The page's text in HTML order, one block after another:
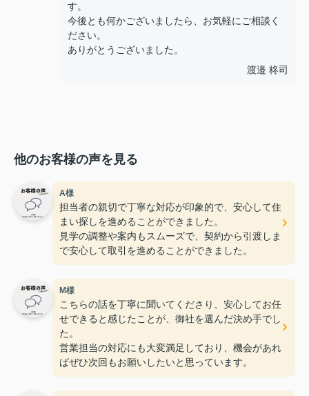
す。
今後とも何かございましたら、お気軽にご相談く
ださい。
ありがとうございました。
渡邉 柊司
他のお客様の声を見る
A様
担当者の親切で丁寧な対応が印象的で、安心して住
まい探しを進めることができました。
見学の調整や案内もスムーズで、契約から引渡しま
で安心して取引を進めることができました。
M様
こちらの話を丁寧に聞いてくださり、安心してお任
せできると感じたことが、御社を選んだ決め手でし
た。
営業担当の対応にも大変満足しており、機会があれ
ばぜひ次回もお願いしたいと思っています。